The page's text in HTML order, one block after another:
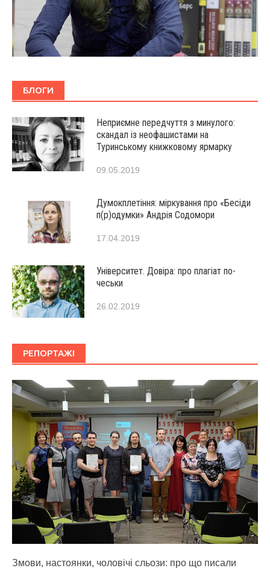
БЛОГИ
Неприємне передчуття з минулого:
скандал із неофашистами на
Туринському книжковому ярмарку
09.05.2019
Думокплетіння: міркування про «Бесіди
п(р)одумки» Андрія Содомори
17.04.2019
Університет. Довіра: про плагіат по-
чеськи
26.02.2019
РЕПОРТАЖІ
Змови, настоянки, чоловічі сльози: про що писали